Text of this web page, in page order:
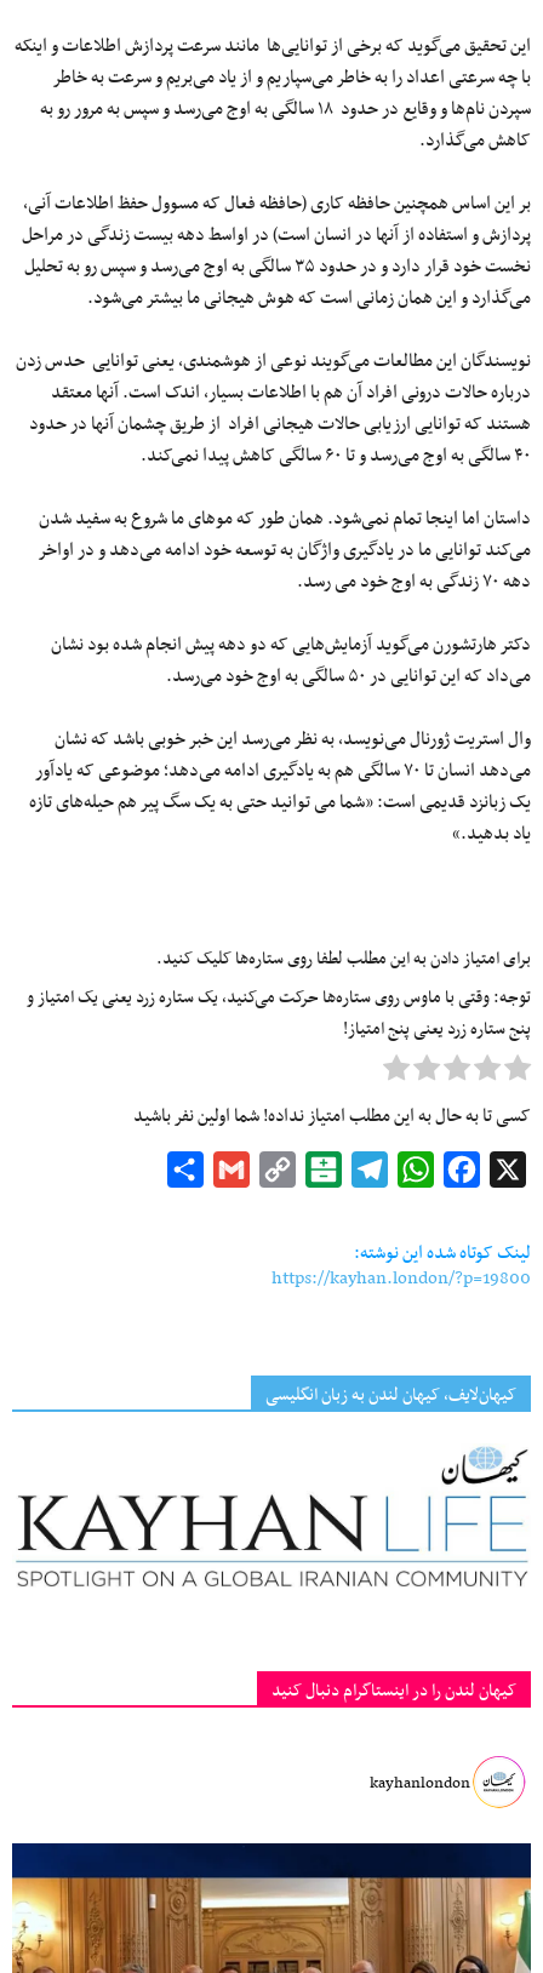
این تحقیق می‌گوید که برخی از توانایی‌ها مانند سرعت پردازش اطلاعات و اینکه
با چه سرعتی اعداد را به خاطر می‌سپاریم و از یاد می‌بریم و سرعت به خاطر
سپردن نام‌ها و وقایع در حدود ۱۸ سالگی به اوج می‌رسد و سپس به مرور رو به
کاهش می‌گذارد.
بر این اساس همچنین حافظه کاری (حافظه فعال که مسوول حفظ اطلاعات آنی،
پردازش و استفاده از آنها در انسان است) در اواسط دهه بیست زندگی در مراحل
نخست خود قرار دارد و در حدود ۳۵ سالگی به اوج می‌رسد و سپس رو به تحلیل
می‌گذارد و این همان زمانی است که هوش هیجانی ما بیشتر می‌شود.
نویسندگان این مطالعات می‌گویند نوعی از هوشمندی، یعنی توانایی حدس زدن
درباره حالات درونی افراد آن هم با اطلاعات بسیار، اندک است. آنها معتقد
هستند که توانایی ارزیابی حالات هیجانی افراد از طریق چشمان آنها در حدود
۴۰ سالگی به اوج می‌رسد و تا ۶۰ سالگی کاهش پیدا نمی‌کند.
داستان اما اینجا تمام نمی‌شود. همان طور که موهای ما شروع به سفید شدن
می‌کند توانایی ما در یادگیری واژگان به توسعه خود ادامه می‌دهد و در اواخر
دهه ۷۰ زندگی به اوج خود می ‌رسد.
دکتر هارتشورن می‌گوید آزمایش‌هایی که دو دهه پیش انجام شده بود نشان
می‌داد که این توانایی در ۵۰ سالگی به اوج خود می‌رسد.
وال استریت ژورنال می‌نویسد، به نظر می‌رسد این خبر خوبی باشد که نشان
می‌دهد انسان تا ۷۰ سالگی هم به یادگیری ادامه می‌دهد؛ موضوعی که یادآور
یک زبانزد قدیمی است: «شما می توانید حتی به یک سگ پیر هم حیله‌های تازه
یاد بدهید.»
برای امتیاز دادن به این مطلب لطفا روی ستاره‌ها کلیک کنید.
توجه: وقتی با ماوس روی ستاره‌ها حرکت می‌کنید، یک ستاره زرد یعنی یک امتیاز و
پنج ستاره زرد یعنی پنج امتیاز!
کسی تا به حال به این مطلب امتیاز نداده! شما اولین نفر باشید
Facebook
WhatsApp
Telegram
Balatarin
Copy
Gmail
لینک کوتاه شده این نوشته:
https://kayhan.london/?p=19800
کیهان‌لایف، کیهان لندن به زبان انگلیسی
کیهان لندن را در اینستاگرام دنبال کنید
kayhanlondon